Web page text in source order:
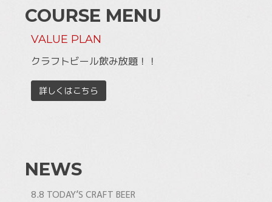
COURSE MENU
VALUE PLAN
クラフトビール飲み放題！！
詳しくはこちら
NEWS
8.8 TODAY’S CRAFT BEER